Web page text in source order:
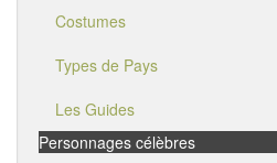
Costumes
Types de Pays
Les Guides
Personnages célèbres